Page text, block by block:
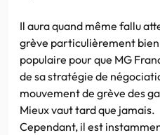
Il aura quand même fallu
grève particulièrement
populaire pour que MG
de sa stratégie de
mouvement de grève des
Mieux vaut tard que jamais.
Cependant, il est